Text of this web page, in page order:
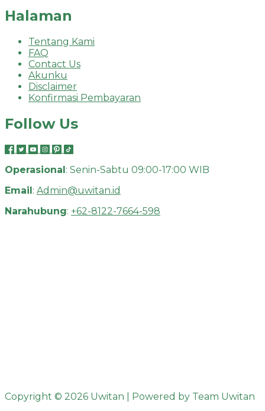
Halaman
Tentang Kami
FAQ
Contact Us
Akunku
Disclaimer
Konfirmasi Pembayaran
Follow Us
Operasional : Senin-Sabtu 09:00-17:00 WIB
Email : Admin@uwitan.id
Narahubung: +62-8122-7664-598
Copyright © 2026 Uwitan | Powered by Team Uwitan